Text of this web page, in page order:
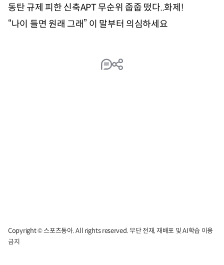
Copyright © 스포츠동아. All rights reserved. 무단 전재, 재배포 및 AI학습 이용
금지